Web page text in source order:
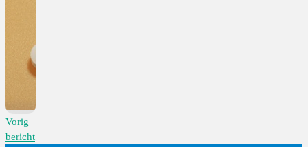
Vorig
bericht